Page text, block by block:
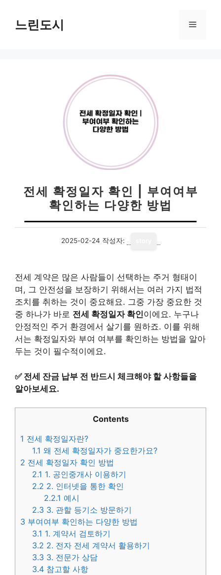
느린도시 메
전세 확정일자 확인 | 부여여부
확인하는 다양한 방법
2025-02-24 작성자:
전세 계약은 많은 사람들이 선택하는 주거 형태이
며, 그 안전성을 보장하기 위해서는 여러 가지 법적
조치를 취하는 것이 중요해요. 그중 가장 중요한 것
중 하나가 바로 전세 확정일자 확인이에요. 누구나
안정적인 주거 환경에서 살기를 원하죠. 이를 위해
서는 확정일자와 부여 여부를 확인하는 방법을 알아
두는 것이 필수적이에요.
✅ 전세 잔금 납부 전 반드시 체크해야 할 사항들을
알아보세요.
Contents
1 전세 확정일자란?
1.1 왜 전세 확정일자가 중요한가요?
2 전세 확정일자 확인 방법
2.1 1. 공인중개사 이용하기
2.2 2. 인터넷을 통한 확인
2.2.1 예시
2.3 3. 관할 등기소 방문하기
3 부여여부 확인하는 다양한 방법
3.1 1. 계약서 검토하기
3.2 2. 전자 전세 계약서 활용하기
3.3 3. 전문가 상담
3.4 참고할 사항